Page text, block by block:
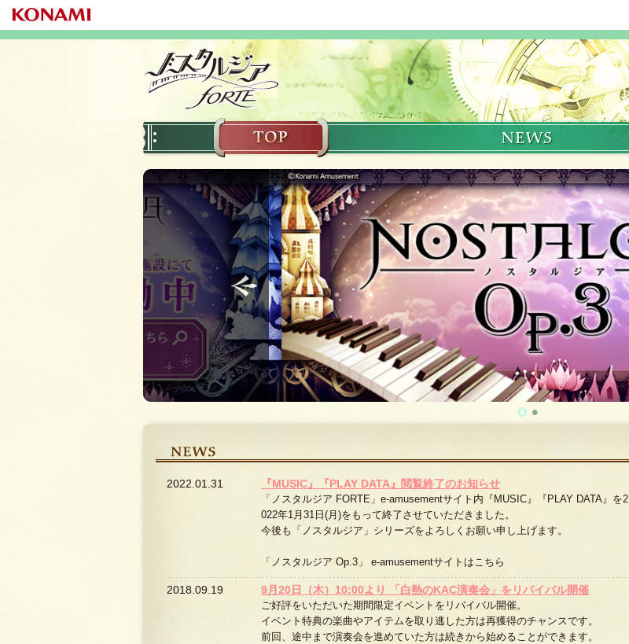
2022.01.31 『MUSIC』『PLAY DATA』閲覧終了のお知らせ
「ノスタルジア FORTE」e-amusementサイト内『MUSIC』『PLAY DATA』を2
022年1月31日(月)をもって終了させていただきました。
今後も「ノスタルジア」シリーズをよろしくお願い申し上げます。
「ノスタルジア Op.3」 e-amusementサイトはこちら
2018.09.19 9月20日（木）10:00より 「白熱のKAC演奏会」をリバイバル開催
ご好評をいただいた期間限定イベントをリバイバル開催。
イベント特典の楽曲やアイテムを取り逃した方は再獲得のチャンスです。
前回、途中まで演奏会を進めていた方は続きから始めることができます。